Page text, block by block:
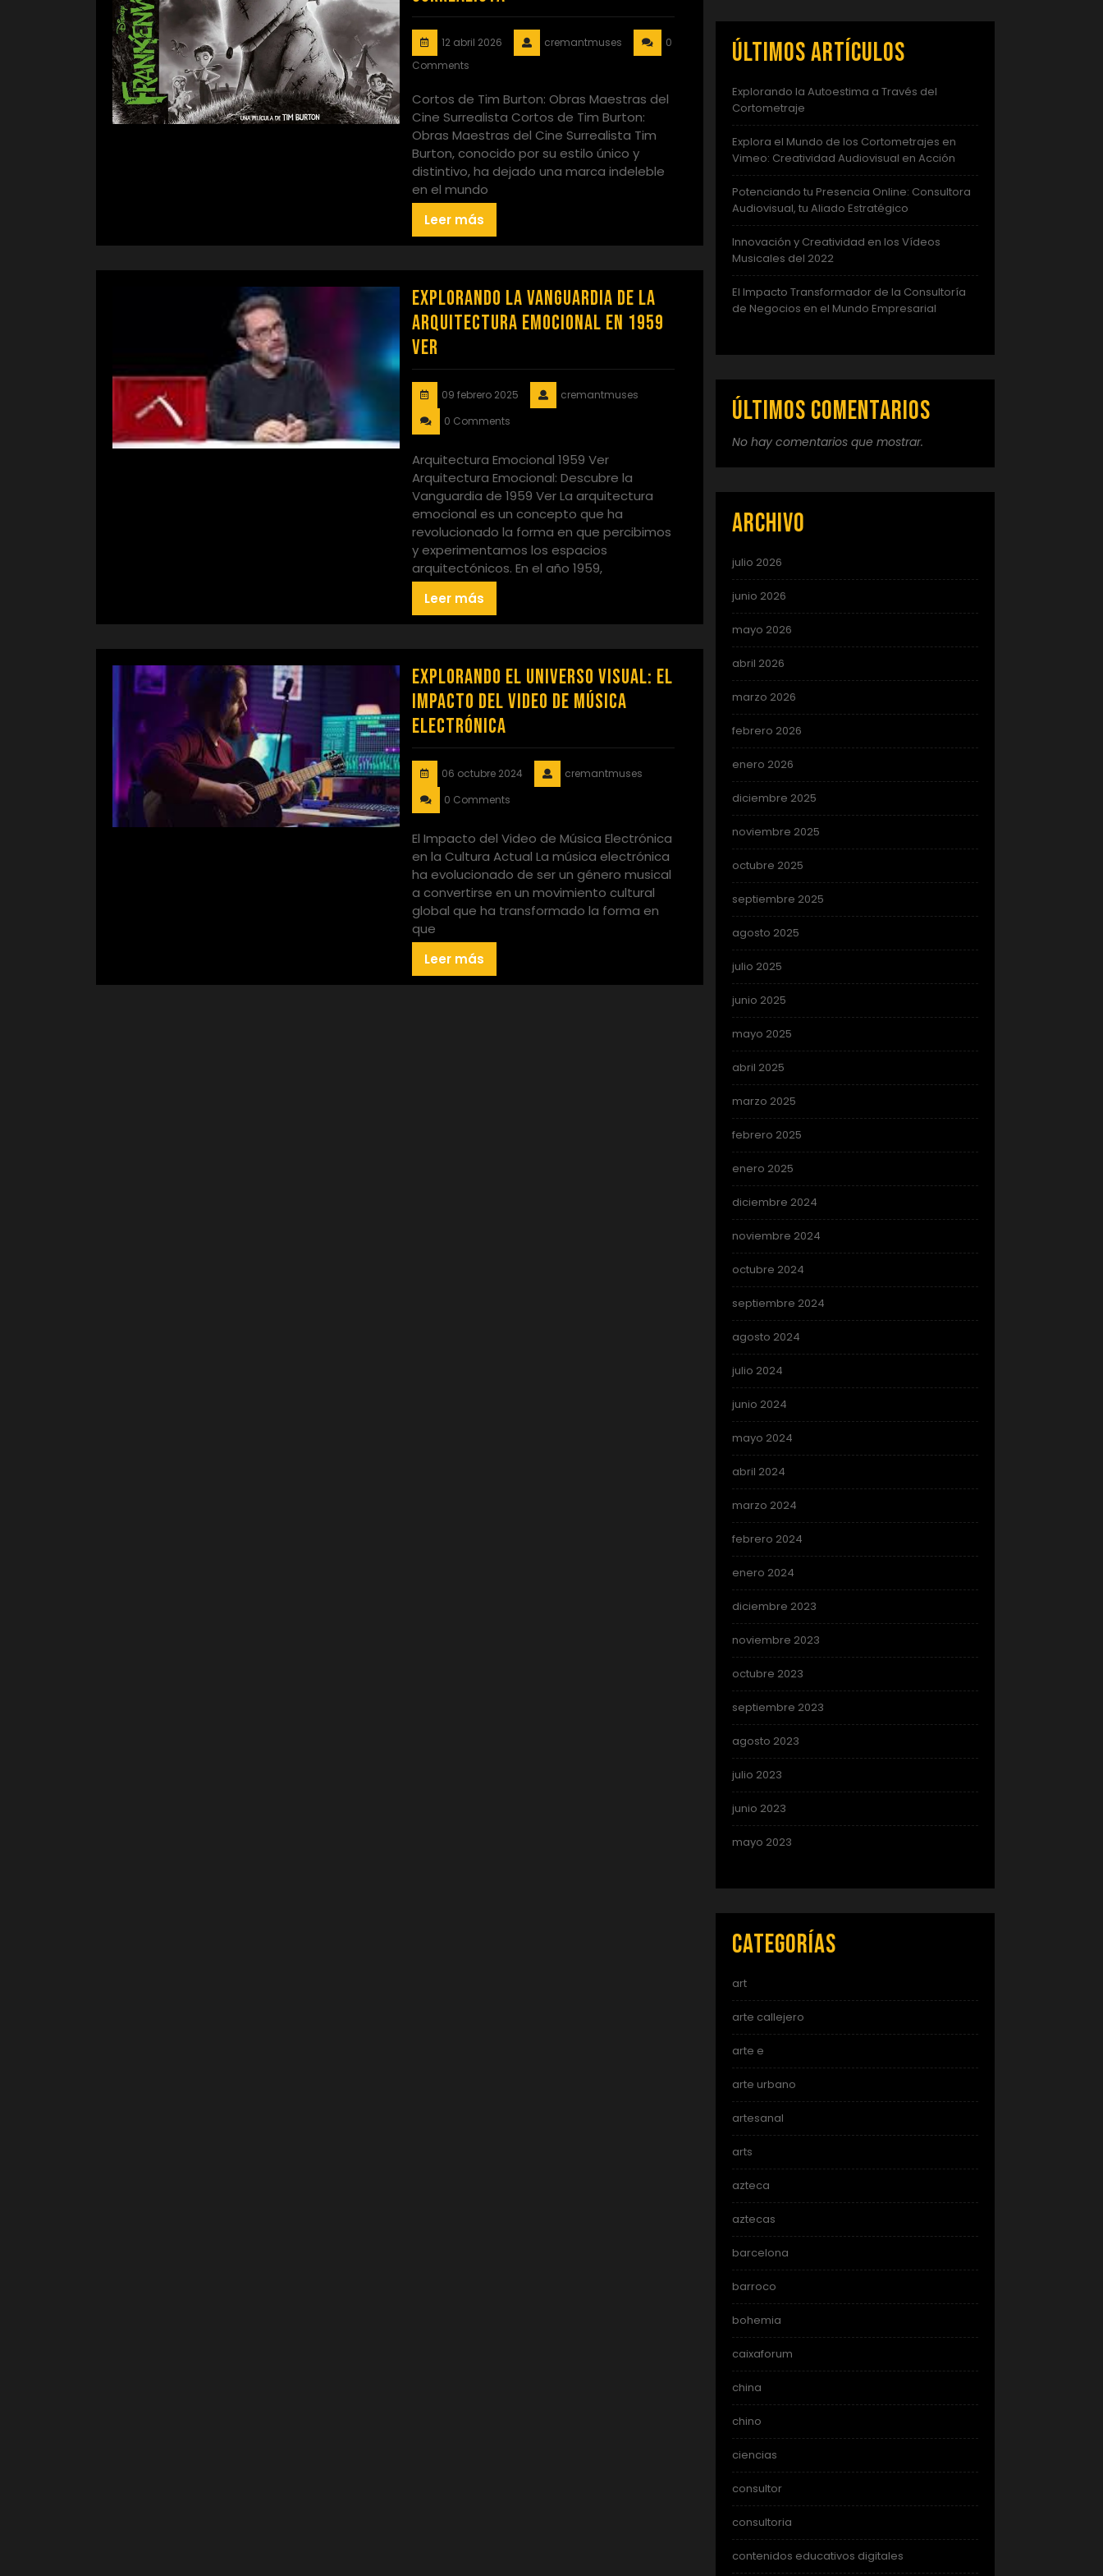
12 abril 2026 cremantmuses
0
Comments
Cortos de Tim Burton: Obras Maestras del
Cine Surrealista Cortos de Tim Burton:
Obras Maestras del Cine Surrealista Tim
Burton, conocido por su estilo único y
distintivo, ha dejado una marca indeleble
en el mundo
Leer más
Explorando la Vanguardia de la
Arquitectura Emocional en 1959
Ver
09 febrero 2025
cremantmuses
0 Comments
Arquitectura Emocional 1959 Ver
Arquitectura Emocional: Descubre la
Vanguardia de 1959 Ver La arquitectura
emocional es un concepto que ha
revolucionado la forma en que percibimos
y experimentamos los espacios
arquitectónicos. En el año 1959,
Leer más
Explorando el Universo Visual: El
Impacto del Video de Música
Electrónica
06 octubre 2024
cremantmuses
0 Comments
El Impacto del Video de Música Electrónica
en la Cultura Actual La música electrónica
ha evolucionado de ser un género musical
a convertirse en un movimiento cultural
global que ha transformado la forma en
que
Leer más
Últimos artículos
Explorando la Autoestima a Través del
Cortometraje
Explora el Mundo de los Cortometrajes en
Vimeo: Creatividad Audiovisual en Acción
Potenciando tu Presencia Online: Consultora
Audiovisual, tu Aliado Estratégico
Innovación y Creatividad en los Vídeos
Musicales del 2022
El Impacto Transformador de la Consultoría
de Negocios en el Mundo Empresarial
Últimos comentarios
No hay comentarios que mostrar.
Archivo
julio 2026
junio 2026
mayo 2026
abril 2026
marzo 2026
febrero 2026
enero 2026
diciembre 2025
noviembre 2025
octubre 2025
septiembre 2025
agosto 2025
julio 2025
junio 2025
mayo 2025
abril 2025
marzo 2025
febrero 2025
enero 2025
diciembre 2024
noviembre 2024
octubre 2024
septiembre 2024
agosto 2024
julio 2024
junio 2024
mayo 2024
abril 2024
marzo 2024
febrero 2024
enero 2024
diciembre 2023
noviembre 2023
octubre 2023
septiembre 2023
agosto 2023
julio 2023
junio 2023
mayo 2023
Categorías
art
arte callejero
arte e
arte urbano
artesanal
arts
azteca
aztecas
barcelona
barroco
bohemia
caixaforum
china
chino
ciencias
consultor
consultoria
contenidos educativos digitales